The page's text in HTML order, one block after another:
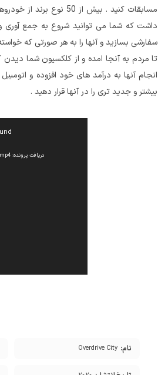
داشت که شما می توانید شروع به جمع آوری
سفارشی بسازید و آنها را به هر صورتی که
تا مردم به آنجا امده و از کلکسیون شما
انجام آنها به درآمد های خود افزوده و
بیشتر و جدید تری را در آنها قرار دهید .
دریافت پرونده: http://cdn.download.ir/?b=dlir-movie&f=Overdrive.City.Trailer.Download.ir.mp4
نام: Overdrive City